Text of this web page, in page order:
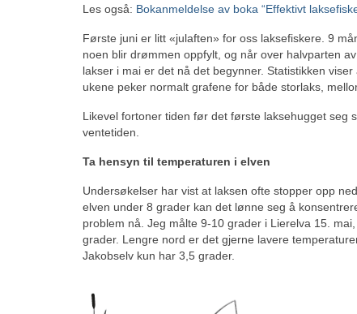
Les også: Bokanmeldelse av boka “Effektivt
Første juni er litt «julaften» for oss laksefiskere. 9
noen blir drømmen oppfylt, og når over halvparten
lakser i mai er det nå det begynner. Statistikken
ukene peker normalt grafene for både storlaks,
Likevel fortoner tiden før det første laksehugget seg
ventetiden.
Ta hensyn til temperaturen i elven
Undersøkelser har vist at laksen ofte stopper opp
elven under 8 grader kan det lønne seg å
problem nå. Jeg målte 9-10 grader i Lierelva 15.
grader. Lengre nord er det gjerne lavere
Jakobselv kun har 3,5 grader.